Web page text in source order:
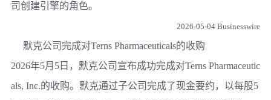
司创建引擎的角色。
2026-05-04 Businesswire
默克公司完成对Terns Pharmaceuticals的收购
2026年5月5日，默克公司宣布成功完成对Terns Pharmaceutic
als, Inc.的收购。默克通过子公司完成了现金要约，以每股5